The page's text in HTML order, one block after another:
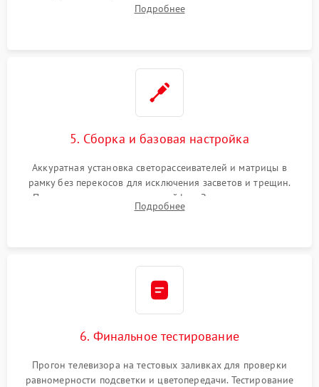
прошивка микросхем памяти EEPROM
Подробнее
5. Сборка и базовая настройка
Аккуратная установка светорассеивателей и матрицы в
рамку без перекосов для исключения засветов и трещин.
Подключение внутренних шлейфов. Закрытие корпуса.
Сброс настроек и обновление программного обеспечения.
Подробнее
6. Финальное тестирование
Прогон телевизора на тестовых заливках для проверки
равномерности подсветки и цветопередачи. Тестирование